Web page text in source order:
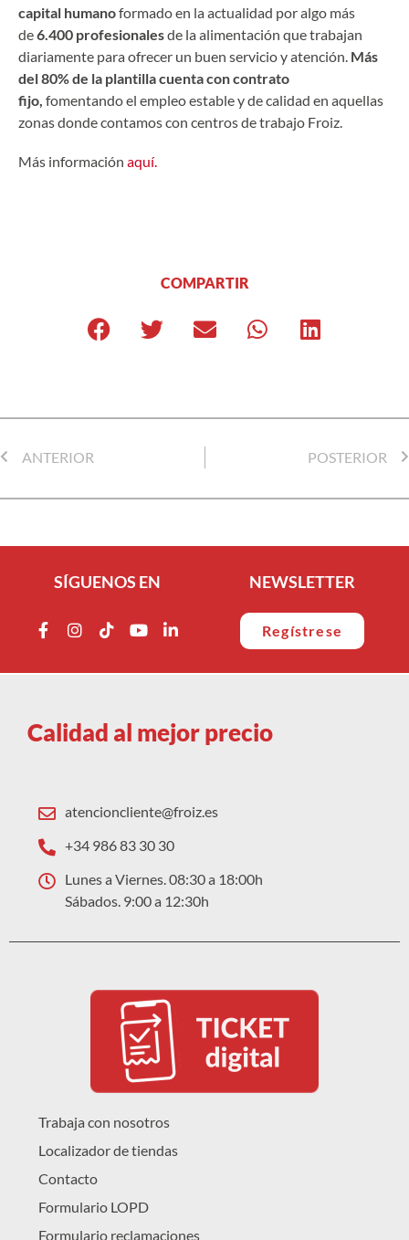
capital humanoformado en la actualidad por algo más
de6.400 profesionalesde la alimentación que trabajan
diariamente para ofrecer un buen servicio y atención. Más
del 80% de la plantilla cuenta con contrato
fijo, fomentando el empleo estable y de calidad en aquellas
zonas donde contamos con centros de trabajo Froiz.
Más información aquí.
COMPARTIR
ANTERIOR POSTERIOR
SÍGUENOS EN NEWSLETTER
Regístrese
Calidad al mejor precio
atencioncliente@froiz.es
+34 986 83 30 30
Lunes a Viernes. 08:30 a 18:00h
Sábados. 9:00 a 12:30h
Trabaja con nosotros
Localizador de tiendas
Contacto
Formulario LOPD
Formulario reclamaciones